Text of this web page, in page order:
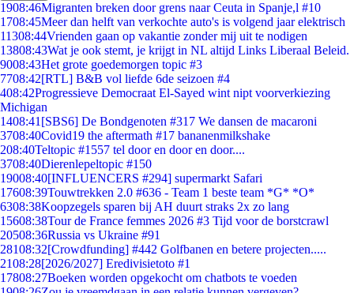
1908:46Migranten breken door grens naar Ceuta in Spanje,l #10
1708:45Meer dan helft van verkochte auto's is volgend jaar elektrisch
11308:44Vrienden gaan op vakantie zonder mij uit te nodigen
13808:43Wat je ook stemt, je krijgt in NL altijd Links Liberaal Beleid.
9008:43Het grote goedemorgen topic #3
7708:42[RTL] B&B vol liefde 6de seizoen #4
408:42Progressieve Democraat El-Sayed wint nipt voorverkiezing
Michigan
1408:41 [SBS6] De Bondgenoten #317 We dansen de macaroni
3708:40Covid19 the aftermath #17 bananenmilkshake
208:40Teltopic #1557 tel door en door en door....
3708:40Dierenlepeltopic #150
19008:40[INFLUENCERS #294] supermarkt Safari
17608:39Touwtrekken 2.0 #636 - Team 1 beste team *G* *O*
6308:38Koopzegels sparen bij AH duurt straks 2x zo lang
15608:38Tour de France femmes 2026 #3 Tijd voor de borstcrawl
20508:36Russia vs Ukraine #91
28108:32[Crowdfunding] #442 Golfbanen en betere projecten.....
2108:28[2026/2027] Eredivisietoto #1
17808:27Boeken worden opgekocht om chatbots te voeden